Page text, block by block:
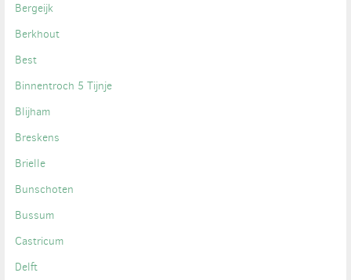
Bergeijk
Berkhout
Best
Binnentroch 5 Tijnje
Blijham
Breskens
Brielle
Bunschoten
Bussum
Castricum
Delft